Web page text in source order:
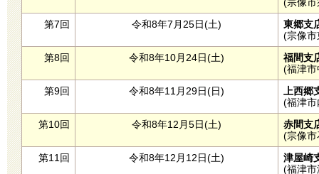
第7回
令和8年7月25日(土)
東郷支
(宗像
第8回
令和8年10月24日(土)
福間支
(福津
第9回
令和8年11月29日(日)
上西郷
(福津
第10回
令和8年12月5日(土)
赤間支
(宗像
第11回
令和8年12月12日(土)
津屋崎
(福津